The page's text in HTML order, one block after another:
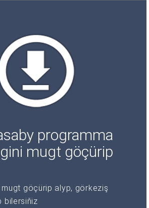
programma
mugt göçürip
göçürip alyp, görkeziş
bilersiňiz